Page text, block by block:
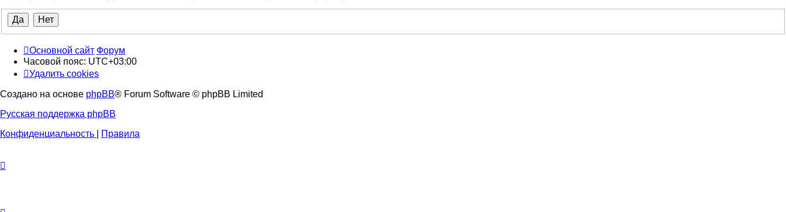
Основной сайт Форум
Часовой пояс: UTC+03:00
Удалить cookies
Создано на основе phpBB® Forum Software © phpBB Limited
Русская поддержка phpBB
Конфиденциальность
Правила